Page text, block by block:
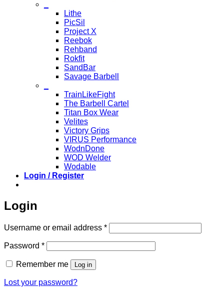
Lithe
PicSil
Project X
Reebok
Rehband
Rokfit
SandBar
Savage Barbell
TrainLikeFight
The Barbell Cartel
Titan Box Wear
Velites
Victory Grips
VIRUS Performance
WodnDone
WOD Welder
Wodable
Login / Register
Login
Username or email address *Required
Password *Required
Remember me Log in
Lost your password?